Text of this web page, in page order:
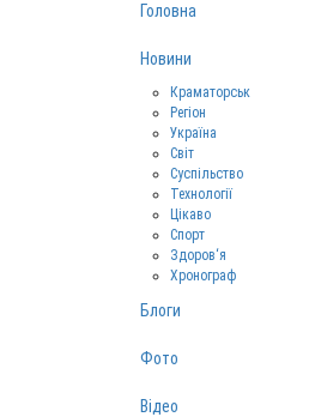
Головна
Новини
Краматорськ
Регіон
Україна
Світ
Суспільство
Технології
Цікаво
Спорт
Здоров‘я
Хронограф
Блоги
Фото
Відео